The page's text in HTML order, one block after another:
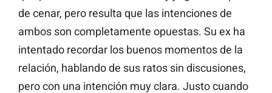
de cenar, pero resulta que las intenciones de
ambos son completamente opuestas. Su ex ha
intentado recordar los buenos momentos de la
relación, hablando de sus ratos sin discusiones,
pero con una intención muy clara. Justo cuando